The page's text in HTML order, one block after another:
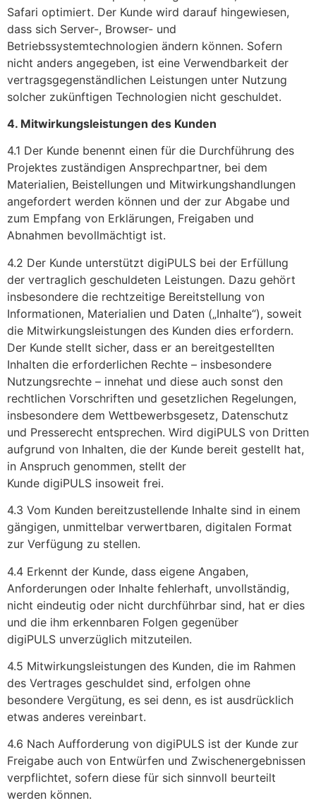
Safari optimiert. Der Kunde wird darauf hingewiesen,
dass sich Server-, Browser- und
Betriebssystemtechnologien ändern können. Sofern
nicht anders angegeben, ist eine Verwendbarkeit der
vertragsgegenständlichen Leistungen unter Nutzung
solcher zukünftigen Technologien nicht geschuldet.
4. Mitwirkungsleistungen des Kunden
4.1 Der Kunde benennt einen für die Durchführung des
Projektes zuständigen Ansprechpartner, bei dem
Materialien, Beistellungen und Mitwirkungshandlungen
angefordert werden können und der zur Abgabe und
zum Empfang von Erklärungen, Freigaben und
Abnahmen bevollmächtigt ist.
4.2 Der Kunde unterstützt digiPULS bei der Erfüllung
der vertraglich geschuldeten Leistungen. Dazu gehört
insbesondere die rechtzeitige Bereitstellung von
Informationen, Materialien und Daten („Inhalte“), soweit
die Mitwirkungsleistungen des Kunden dies erfordern.
Der Kunde stellt sicher, dass er an bereitgestellten
Inhalten die erforderlichen Rechte – insbesondere
Nutzungsrechte – innehat und diese auch sonst den
rechtlichen Vorschriften und gesetzlichen Regelungen,
insbesondere dem Wettbewerbsgesetz, Datenschutz
und Presserecht entsprechen. Wird digiPULS von Dritten
aufgrund von Inhalten, die der Kunde bereit gestellt hat,
in Anspruch genommen, stellt der
Kunde digiPULS insoweit frei.
4.3 Vom Kunden bereitzustellende Inhalte sind in einem
gängigen, unmittelbar verwertbaren, digitalen Format
zur Verfügung zu stellen.
4.4 Erkennt der Kunde, dass eigene Angaben,
Anforderungen oder Inhalte fehlerhaft, unvollständig,
nicht eindeutig oder nicht durchführbar sind, hat er dies
und die ihm erkennbaren Folgen gegenüber
digiPULS unverzüglich mitzuteilen.
4.5 Mitwirkungsleistungen des Kunden, die im Rahmen
des Vertrages geschuldet sind, erfolgen ohne
besondere Vergütung, es sei denn, es ist ausdrücklich
etwas anderes vereinbart.
4.6 Nach Aufforderung von digiPULS ist der Kunde zur
Freigabe auch von Entwürfen und Zwischenergebnissen
verpflichtet, sofern diese für sich sinnvoll beurteilt
werden können.